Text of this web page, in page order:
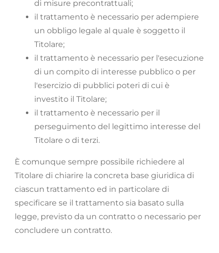
di misure precontrattuali;
il trattamento è necessario per adempiere
un obbligo legale al quale è soggetto il
Titolare;
il trattamento è necessario per l'esecuzione
di un compito di interesse pubblico o per
l'esercizio di pubblici poteri di cui è
investito il Titolare;
il trattamento è necessario per il
perseguimento del legittimo interesse del
Titolare o di terzi.
È comunque sempre possibile richiedere al
Titolare di chiarire la concreta base giuridica di
ciascun trattamento ed in particolare di
specificare se il trattamento sia basato sulla
legge, previsto da un contratto o necessario per
concludere un contratto.